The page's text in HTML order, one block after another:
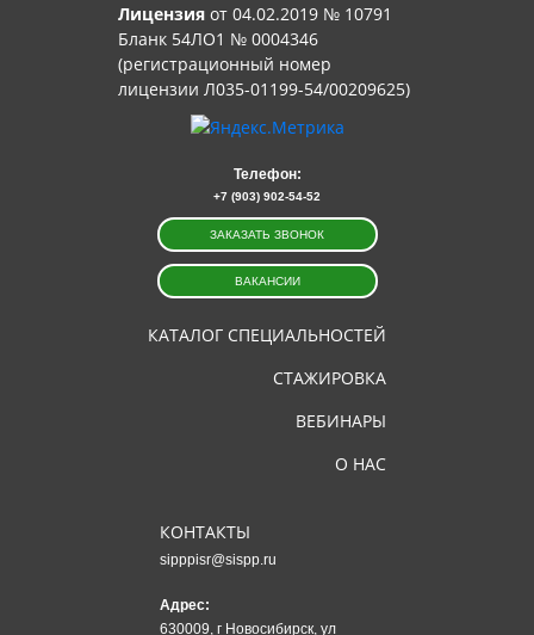
Лицензия от 04.02.2019 № 10791
Бланк 54ЛО1 № 0004346
(регистрационный номер
лицензии Л035-01199-54/00209625)
КАТАЛОГ СПЕЦИАЛЬНОСТЕЙ
СТАЖИРОВКА
ВЕБИНАРЫ
О НАС
КОНТАКТЫ
sipppisr@sispp.ru
Адрес:
630009, г Новосибирск, ул
Телефон:
+7 (903) 902-54-52
ЗАКАЗАТЬ ЗВОНОК
ВАКАНСИИ